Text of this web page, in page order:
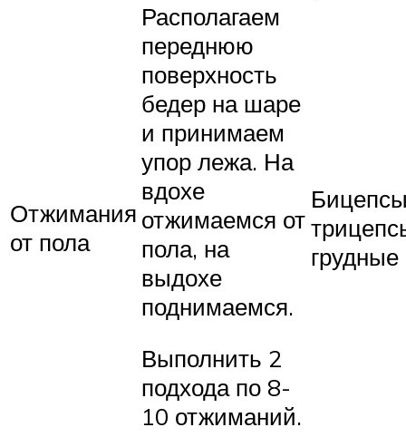
Отжимания
от пола
Располагаем
переднюю
поверхность
бедер на шаре
и принимаем
упор лежа. На
вдохе
отжимаемся от
пола, на
выдохе
поднимаемся.
Выполнить 2
подхода по 8-
10 отжиманий.
грудные